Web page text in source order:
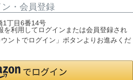
1丁目6番14号
・会員登録
を利用してログインまたは会員登録され
ントでログイン」ボタンよりお進みくだ